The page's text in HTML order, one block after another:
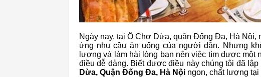
Ngày nay, tại Ô Chợ Dừa, quận Đống Đa, Hà Nội,
ứng nhu cầu ăn uống của người dân. Nhưng
lượng và làm hài lòng bạn nên việc tìm được một
điều dễ dàng. Biết được điều này chúng tôi đã lập
Dừa, Quận Đống Đa, Hà Nội ngon, chất lượng tại